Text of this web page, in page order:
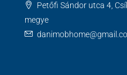
Petőfi Sándor utca 4,
megye